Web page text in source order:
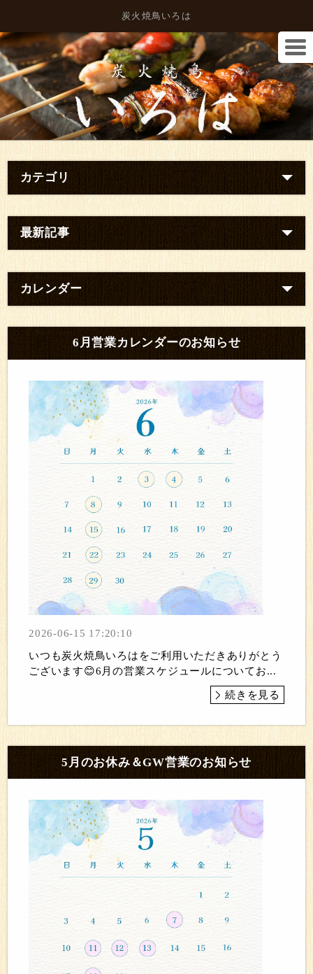
炭火焼鳥いろは
カテゴリ
最新記事
カレンダー
6月営業カレンダーのお知らせ
2026-06-15 17:20:10
いつも炭火焼鳥いろはをご利用いただきありがとう
ございます😊6月の営業スケジュールについてお...
続きを見る
5月のお休み＆GW営業のお知らせ